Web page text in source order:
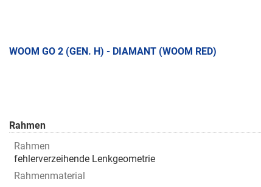
WOOM GO 2 (GEN. H) - DIAMANT (WOOM RED)
Rahmen
Rahmen
fehlerverzeihende Lenkgeometrie
Rahmenmaterial